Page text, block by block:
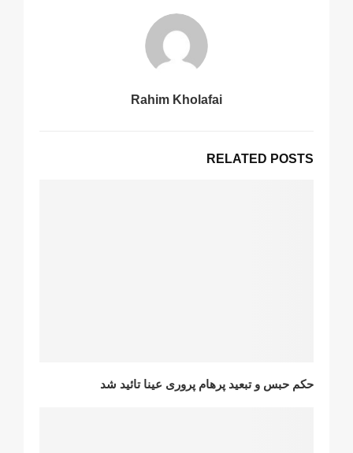
Rahim Kholafai
RELATED POSTS
حکم حبس و تبعید پرهام پروری عینا تائید شد